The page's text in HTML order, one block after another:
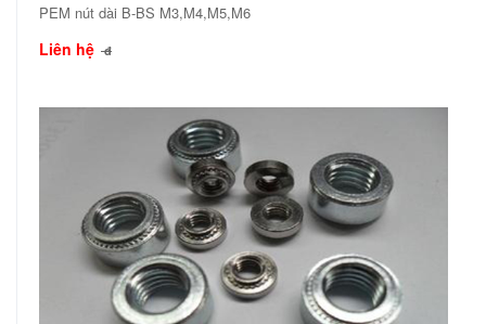
PEM nút dài B-BS M3,M4,M5,M6
Liên hệ đ